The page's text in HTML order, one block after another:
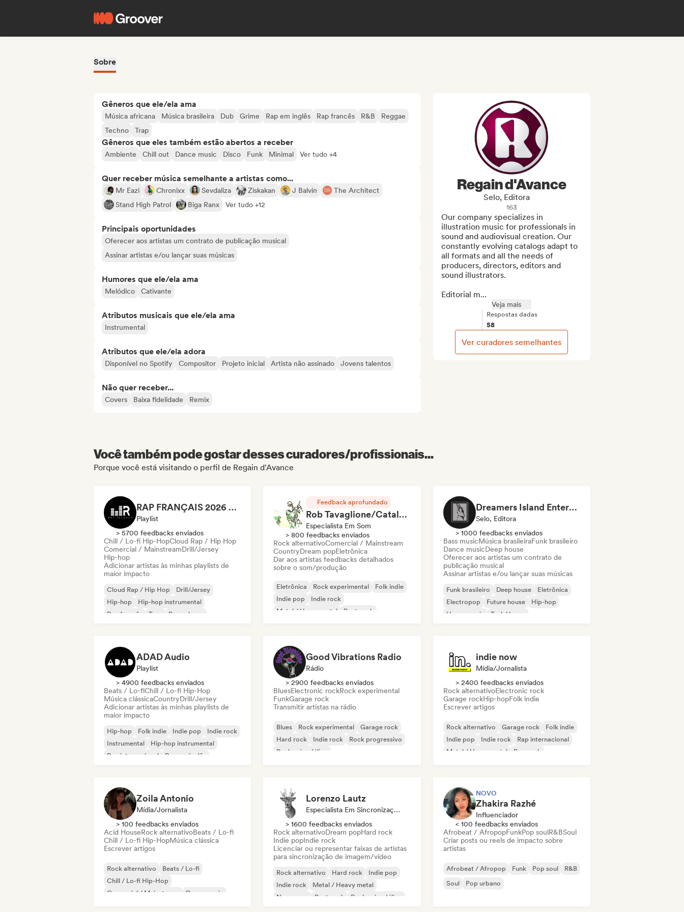
Sobre
Gêneros que ele/ela ama
Música africana Música brasileira Dub Grime Rap em inglês Rap francês R&B
Reggae
Techno
Trap
Gêneros que eles também estão abertos a receber
Ambiente Chill out Dance music Disco Funk Minimal Ver tudo +4
Quer receber música semelhante a artistas como...
Mr Eazi Chronixx Sevdaliza Ziskakan J Balvin
The Architect
Stand High Patrol
Biga Ranx Ver tudo +12
Principais oportunidades
Oferecer aos artistas um contrato de publicação musical
Assinar artistas e/ou lançar suas músicas
Humores que ele/ela ama
Melódico Cativante
Atributos musicais que ele/ela ama
Instrumental
Atributos que ele/ela adora
Disponível no Spotify Compositor Projeto inicial Artista não assinado Jovens talentos
Não quer receber...
Covers Baixa fidelidade Remix
Regain d'Avance
Selo, Editora
163
Our company specializes in
illustration music for professionals in
sound and audiovisual creation. Our
constantly evolving catalogs adapt to
all formats and all the needs of
producers, directors, editors and
sound illustrators.
Editorial m...
Veja mais
Respostas dadas
58
Ver curadores semelhantes
Você também pode gostar desses curadores/profissionais...
Porque você está visitando o perfil de Regain d'Avance
RAP FRANÇAIS 2026 🔥🇫🇷 (Way Records)
Playlist
> 5700 feedbacks enviados
Chill / Lo-fi Hip-HopCloud Rap / Hip Hop
Comercial / MainstreamDrill/Jersey
Hip-hop
Adicionar artistas às minhas playlists de
maior impacto
Cloud Rap / Hip Hop
Drill/Jersey
Hip-hop
Hip-hop instrumental
Rap francês
Trap
Pop urbano
Feedback aprofundado
Rob Tavaglione/Catalyst Recording
Especialista Em Som
> 800 feedbacks enviados
Rock alternativoComercial / Mainstream
CountryDream popEletrônica
Dar aos artistas feedbacks detalhados
sobre o som/produção
Eletrônica Rock experimental
Folk indie
Indie pop
Indie rock
Metal / Heavy metal
Post punk
Dreamers Island Entertainment
Selo, Editora
> 1000 feedbacks enviados
Bass musicMúsica brasileiraFunk brasileiro
Dance musicDeep house
Oferecer aos artistas um contrato de
publicação musical
Assinar artistas e/ou lançar suas músicas
Funk brasileiro Deep house
Eletrônica
Electropop
Future house
Hip-hop
House music
Tech House
ADAD Audio
Playlist
> 4900 feedbacks enviados
Beats / Lo-fiChill / Lo-fi Hip-Hop
Música clássicaCountryDrill/Jersey
Adicionar artistas às minhas playlists de
maior impacto
Hip-hop Folk indie Indie pop
Indie rock
Instrumental
Hip-hop instrumental
Rap internacional
Rap em inglês
Good Vibrations Radio
Rádio
> 2900 feedbacks enviados
BluesElectronic rockRock experimental
FunkGarage rock
Transmitir artistas na rádio
Blues Rock experimental
Garage rock
Hard rock
Indie rock
Rock progressivo
Rock psicodélico
indie now
Mídia/Jornalista
> 2400 feedbacks enviados
Rock alternativoElectronic rock
Garage rockHip-hopFolk indie
Escrever artigos
Rock alternativo Garage rock
Folk indie
Indie pop
Indie rock
Rap internacional
Metal / Heavy metal
Pop rock
Zoila Antonio
Mídia/Jornalista
> 100 feedbacks enviados
Acid HouseRock alternativoBeats / Lo-fi
Chill / Lo-fi Hip-HopMúsica clássica
Escrever artigos
Rock alternativo
Beats / Lo-fi
Chill / Lo-fi Hip-Hop
Comercial / Mainstream
Dance music
Lorenzo Lautz
Especialista Em Sincronização
> 1600 feedbacks enviados
Rock alternativoDream popHard rock
Indie popIndie rock
Licenciar ou representar faixas de artistas
para sincronização de imagem/vídeo
Rock alternativo Hard rock
Indie pop
Indie rock
Metal / Heavy metal
New wave
Post punk Rock psicodélico
NOVO
Zhakira Razhé
Influenciador
< 100 feedbacks enviados
Afrobeat / AfropopFunkPop soulR&BSoul
Criar posts ou reels de impacto sobre
artistas
Afrobeat / Afropop Funk Pop soul
R&B
Soul
Pop urbano